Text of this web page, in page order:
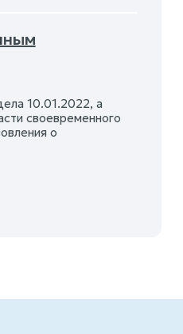
10.01.2022, а
своевременного
о